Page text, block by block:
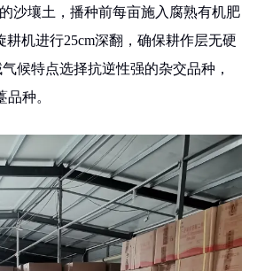
沙壤土，播种前每亩施入腐熟有机肥
耕机进行25cm深翻，确保耕作层无硬
候特点选择抗逆性强的杂交品种，
种。